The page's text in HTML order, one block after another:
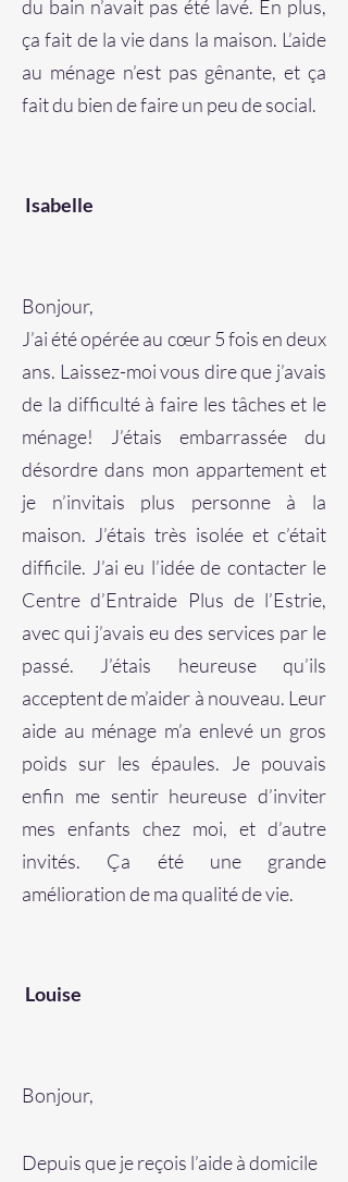
du bain n’avait pas été lavé. En plus,
ça fait de la vie dans la maison. L’aide
au ménage n’est pas gênante, et ça
fait du bien de faire un peu de social.
Isabelle
Bonjour,
J’ai été opérée au cœur 5 fois en deux
ans. Laissez-moi vous dire que j’avais
de la difficulté à faire les tâches et le
ménage! J’étais embarrassée du
désordre dans mon appartement et
je n’invitais plus personne à la
maison. J’étais très isolée et c’était
difficile. J’ai eu l’idée de contacter le
Centre d’Entraide Plus de l’Estrie,
avec qui j’avais eu des services par le
passé. J’étais heureuse qu’ils
acceptent de m’aider à nouveau. Leur
aide au ménage m’a enlevé un gros
poids sur les épaules. Je pouvais
enfin me sentir heureuse d’inviter
mes enfants chez moi, et d’autre
invités. Ça été une grande
amélioration de ma qualité de vie.
Louise
Bonjour,
Depuis que je reçois l’aide à domicile